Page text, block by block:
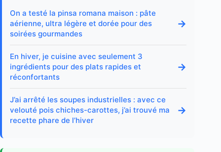
On a testé la pinsa romana maison : pâte
aérienne, ultra légère et dorée pour des
soirées gourmandes
→
En hiver, je cuisine avec seulement 3
ingrédients pour des plats rapides et
réconfortants
→
J’ai arrêté les soupes industrielles : avec ce
velouté pois chiches-carottes, j’ai trouvé ma
recette phare de l’hiver
→